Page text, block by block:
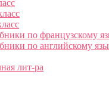
по французскому
по английскому
лит-ра